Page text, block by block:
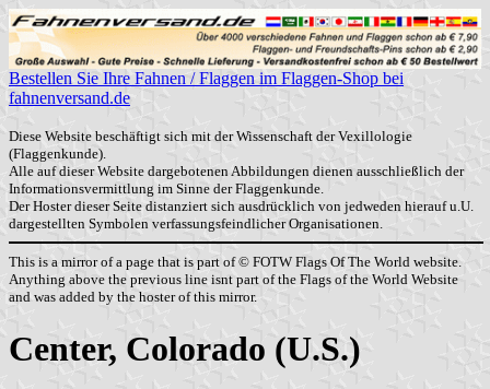
Bestellen Sie Ihre Fahnen / Flaggen im Flaggen-Shop bei
fahnenversand.de
Diese Website beschäftigt sich mit der Wissenschaft der Vexillologie
(Flaggenkunde).
Alle auf dieser Website dargebotenen Abbildungen dienen ausschließlich der
Informationsvermittlung im Sinne der Flaggenkunde.
Der Hoster dieser Seite distanziert sich ausdrücklich von jedweden hierauf u.U.
dargestellten Symbolen verfassungsfeindlicher Organisationen.
This is a mirror of a page that is part of © FOTW Flags Of The World website.
Anything above the previous line isnt part of the Flags of the World Website
and was added by the hoster of this mirror.
Center, Colorado (U.S.)